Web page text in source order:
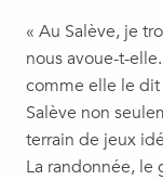
« Au Salève, je
nous avoue-t-
comme elle le
Salève non
terrain de jeux
La randonnée, le